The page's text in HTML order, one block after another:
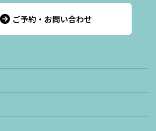
ご予約・お問い合わせ